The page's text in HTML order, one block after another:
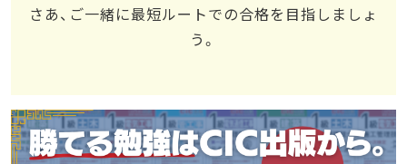
さあ、ご一緒に最短ルートでの合格を目指しましょ
う。